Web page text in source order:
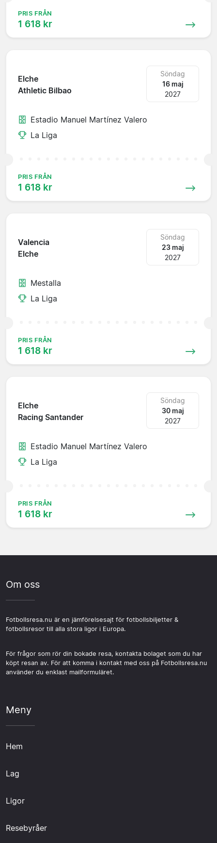
PRIS FRÅN
1 618 kr
Elche
Athletic Bilbao
Söndag
16 maj
2027
Estadio Manuel Martínez Valero
La Liga
PRIS FRÅN
1 618 kr
Valencia
Elche
Söndag
23 maj
2027
Mestalla
La Liga
PRIS FRÅN
1 618 kr
Elche
Racing Santander
Söndag
30 maj
2027
Estadio Manuel Martínez Valero
La Liga
PRIS FRÅN
1 618 kr
Om oss
Fotbollsresa.nu är en jämförelsesajt för fotbollsbiljetter &
fotbollsresor till alla stora ligor i Europa.
För frågor som rör din bokade resa, kontakta bolaget som du har
köpt resan av. För att komma i kontakt med oss på Fotbollsresa.nu
använder du enklast mailformuläret.
Meny
Hem
Lag
Ligor
Resebyråer